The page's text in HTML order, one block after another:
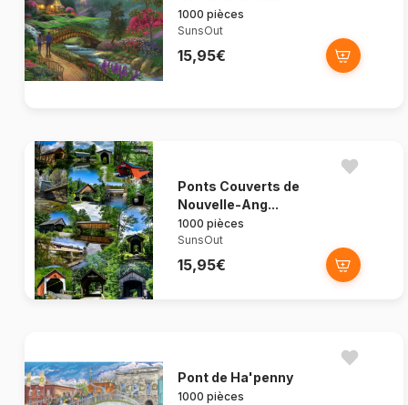
1000 pièces
SunsOut
15,95€
Ponts Couverts de
Nouvelle-Ang...
1000 pièces
SunsOut
15,95€
Pont de Ha'penny
1000 pièces